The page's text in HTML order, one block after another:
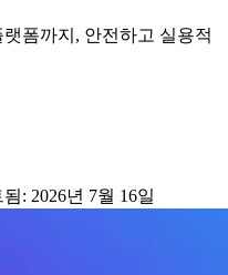
폼까지, 안전하고 실용적
: 2026년 7월 16일